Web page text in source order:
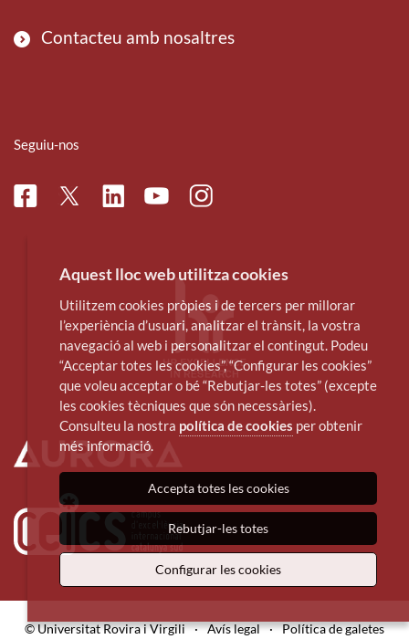
Contacteu amb nosaltres
Seguiu-nos
FacebookTwitterLinkedinYoutubeInstagram
© Universitat Rovira i Virgili · Avís legal · Política de galetes
Aquest lloc web utilitza cookies
Utilitzem cookies pròpies i de tercers per millorar
l’experiència d’usuari, analitzar el trànsit, la vostra
navegació al web i personalitzar el contingut. Podeu
“Acceptar totes les cookies”, “Configurar les cookies”
que voleu acceptar o bé “Rebutjar-les totes” (excepte
les cookies tècniques que són necessàries).
Consulteu la nostra política de cookies per obtenir
més informació.
Accepta totes les cookies
Rebutjar-les totes
Configurar les cookies